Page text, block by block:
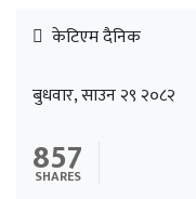
केटिएम दैनिक
बुधवार, साउन २९ २०८२
857
SHARES